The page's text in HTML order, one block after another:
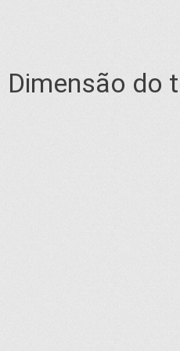
Dimensão do